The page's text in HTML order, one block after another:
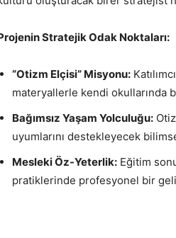
Stratejik Odak Noktaları:
“Otizm Elçisi” Misyonu:
materyallerle kendi okullarında
Bağımsız Yaşam Yolculuğu:
uyumlarını destekleyecek
Mesleki Öz-Yeterlik: Eğitim
pratiklerinde profesyonel bir